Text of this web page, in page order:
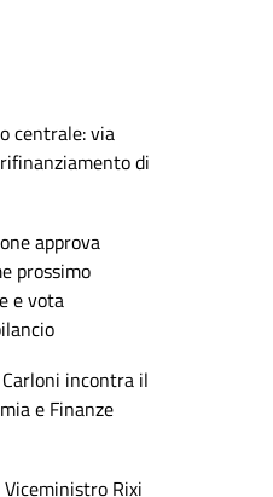
centrale: via
di
approva
prossimo
e vota
incontra il
e Finanze
Rixi